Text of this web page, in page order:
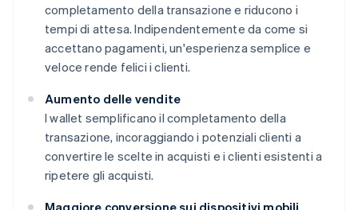
completamento della transazione e riducono i
tempi di attesa. Indipendentemente da come si
accettano pagamenti, un'esperienza semplice e
veloce rende felici i clienti.
Aumento delle vendite
I wallet semplificano il completamento della
transazione, incoraggiando i potenziali clienti a
convertire le scelte in acquisti e i clienti esistenti a
ripetere gli acquisti.